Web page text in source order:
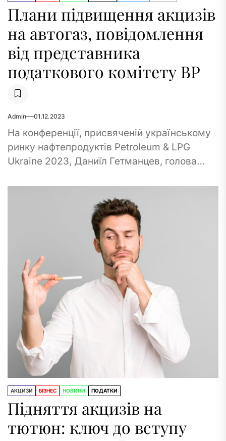
Плани підвищення акцизів
на автогаз, повідомлення
від представника
податкового комітету ВР
Admin 01.12.2023
На конференції, присвяченій українському
ринку нафтепродуктів Petroleum & LPG
Ukraine 2023, Даниїл Гетманцев, голова
оголосив можливе підвищення акцизів на
АКЦИЗИ БІЗНЕС НОВИНИ ПОДАТКИ
Підняття акцизів на
тютюн: ключ до вступу